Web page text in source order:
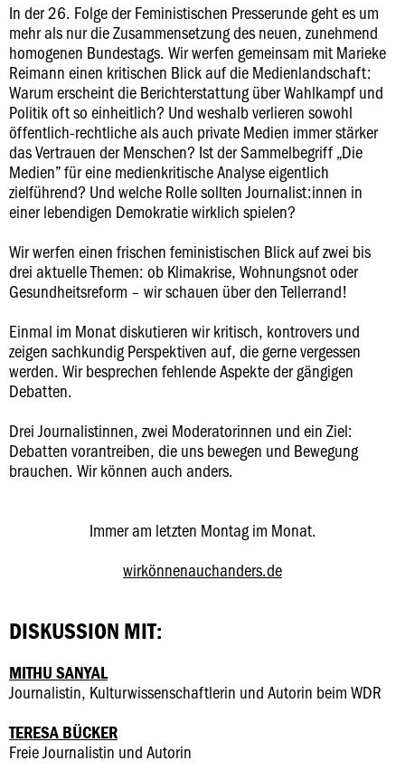
In der 26. Folge der Feministischen Presserunde geht es um
mehr als nur die Zusammensetzung des neuen, zunehmend
homogenen Bundestags. Wir werfen gemeinsam mit Marieke
Reimann einen kritischen Blick auf die Medienlandschaft:
Warum erscheint die Berichterstattung über Wahlkampf und
Politik oft so einheitlich? Und weshalb verlieren sowohl
öffentlich-rechtliche als auch private Medien immer stärker
das Vertrauen der Menschen? Ist der Sammelbegriff „Die
Medien” für eine medienkritische Analyse eigentlich
zielführend? Und welche Rolle sollten Journalist:innen in
einer lebendigen Demokratie wirklich spielen?
Wir werfen einen frischen feministischen Blick auf zwei bis
drei aktuelle Themen: ob Klimakrise, Wohnungsnot oder
Gesundheitsreform – wir schauen über den Tellerrand!
Einmal im Monat diskutieren wir kritisch, kontrovers und
zeigen sachkundig Perspektiven auf, die gerne vergessen
werden. Wir besprechen fehlende Aspekte der gängigen
Debatten.
Drei Journalistinnen, zwei Moderatorinnen und ein Ziel:
Debatten vorantreiben, die uns bewegen und Bewegung
brauchen. Wir können auch anders.
Immer am letzten Montag im Monat.
wirkönnenauchanders.de
DISKUSSION MIT:
MITHU SANYAL
Journalistin, Kulturwissenschaftlerin und Autorin beim WDR
TERESA BÜCKER
Freie Journalistin und Autorin